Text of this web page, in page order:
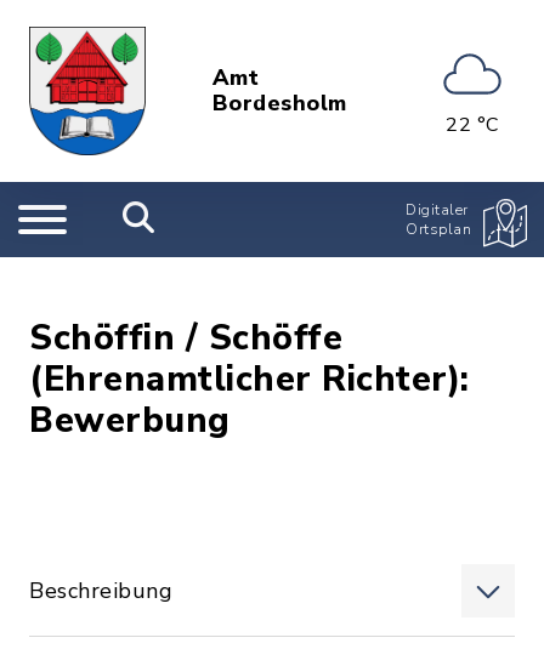
Amt
Bordesholm
22 °C
Digitaler
Ortsplan
Schöffin / Schöffe
(Ehrenamtlicher Richter):
Bewerbung
Beschreibung